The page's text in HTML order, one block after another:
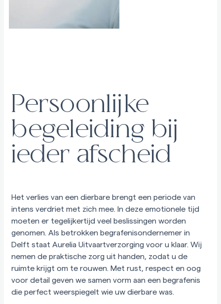
Persoonlijke
begeleiding bij
ieder afscheid
Het verlies van een dierbare brengt een periode van
intens verdriet met zich mee. In deze emotionele tijd
moeten er tegelijkertijd veel beslissingen worden
genomen. Als betrokken begrafenisondernemer in
Delft staat Aurelia Uitvaartverzorging voor u klaar. Wij
nemen de praktische zorg uit handen, zodat u de
ruimte krijgt om te rouwen. Met rust, respect en oog
voor detail geven we samen vorm aan een begrafenis
die perfect weerspiegelt wie uw dierbare was.